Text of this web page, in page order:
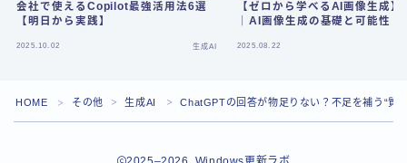
Follow Me
会社で使えるCopilot最強活用法6選
【明日から実践】
2025.10.02 生成AI
【ゼロから学べるAI画像生成】
｜AI画像生成の基礎と可能性
2025.08.22
HOME ＞ その他 ＞ 生成AI ＞ ChatGPTの回答が物足りない？不足を補う“質